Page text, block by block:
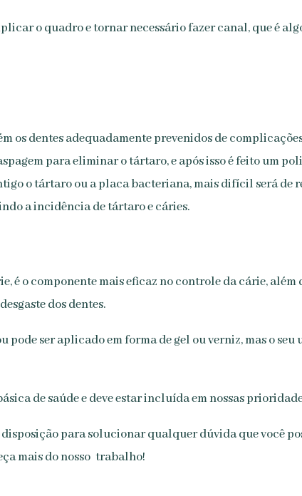
o quadro e tornar necessário fazer canal, que é
dentes adequadamente prevenidos de
para eliminar o tártaro, e após isso é feito um
o tártaro ou a placa bacteriana, mais difícil será de
a incidência de tártaro e cáries.
é o componente mais eficaz no controle da cárie,
dos dentes.
ser aplicado em forma de gel ou verniz, mas o
de saúde e deve estar incluída em nossas
para solucionar qualquer dúvida que você
mais do nosso trabalho!